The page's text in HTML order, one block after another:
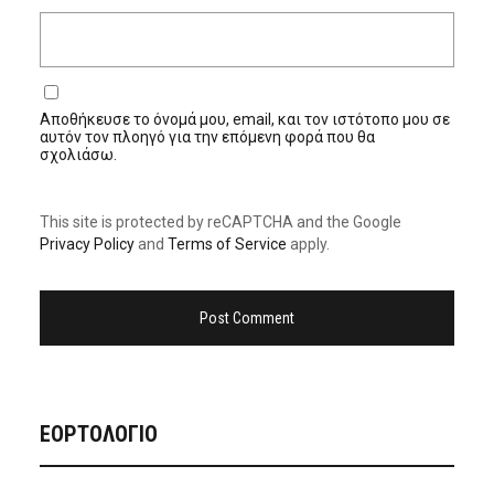
Αποθήκευσε το όνομά μου, email, και τον ιστότοπο μου σε
αυτόν τον πλοηγό για την επόμενη φορά που θα
σχολιάσω.
This site is protected by reCAPTCHA and the Google
Privacy Policyand Terms of Service apply.
ΕΟΡΤΟΛΟΓΙΟ